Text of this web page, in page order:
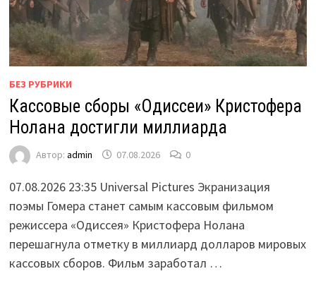
БЕЗ РУБРИКИ
Кассовые сборы «Одиссеи» Кристофера
Нолана достигли миллиарда
Автор: admin 07.08.2026 0
07.08.2026 23:35 Universal Pictures Экранизация
поэмы Гомера станет самым кассовым фильмом
режиссера «Одиссея» Кристофера Нолана
перешагнула отметку в миллиард долларов мировых
кассовых сборов. Фильм заработал …